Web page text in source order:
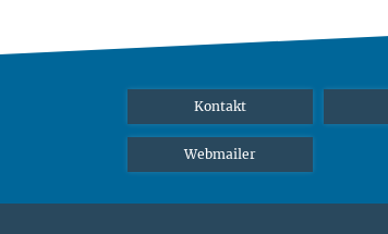
Kontakt
Webmailer